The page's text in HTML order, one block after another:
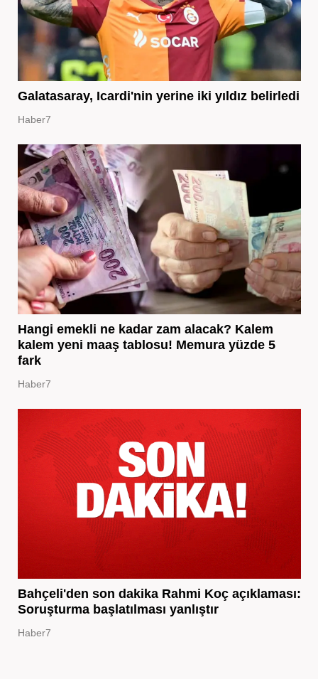
Galatasaray, Icardi'nin yerine iki yıldız belirledi
Haber7
Hangi emekli ne kadar zam alacak? Kalem
kalem yeni maaş tablosu! Memura yüzde 5
fark
Haber7
Bahçeli'den son dakika Rahmi Koç açıklaması:
Soruşturma başlatılması yanlıştır
Haber7